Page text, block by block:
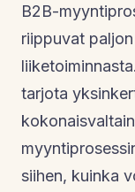
B2B-
riippuvat
tarjota
siihen, kuinka